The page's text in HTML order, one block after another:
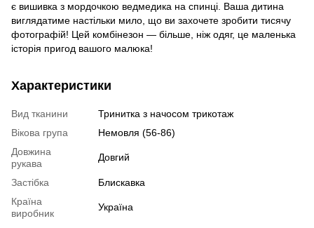
є вишивка з мордочкою ведмедика на спинці. Ваша дитина
виглядатиме настільки мило, що ви захочете зробити тисячу
фотографій! Цей комбінезон — більше, ніж одяг, це маленька
історія пригод вашого малюка!
Характеристики
Вид тканини
Тринитка з начосом трикотаж
Вікова група
Немовля (56-86)
Довжина
рукава
Довгий
Застібка
Блискавка
Країна
виробник
Україна